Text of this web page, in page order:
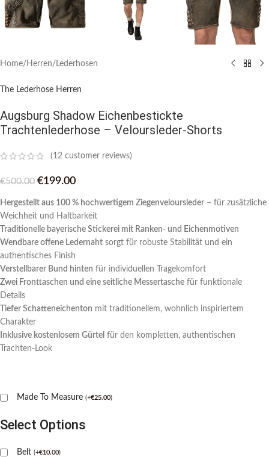
Home/Herren/ Lederhosen
The Lederhose Herren
Augsburg Shadow Eichenbestickte
Trachtenlederhose – Veloursleder-Shorts
(12 customer reviews)
€500.00 €199.00
Hergestellt aus 100 % hochwertigem Ziegenveloursleder – für zusätzliche
Weichheit und Haltbarkeit
Traditionelle bayerische Stickerei mit Ranken- und Eichenmotiven
Wendbare offene Ledernaht sorgt für robuste Stabilität und ein
authentisches Finish
Verstellbarer Bund hinten für individuellen Tragekomfort
Zwei Fronttaschen und eine seitliche Messertasche für funktionale
Details
Tiefer Schatteneichenton mit traditionellem, wohnlich inspiriertem
Charakter
Inklusive kostenlosem Gürtel für den kompletten, authentischen
Trachten-Look
Made To Measure (+€25.00)
Select Options
Belt (+€10.00)